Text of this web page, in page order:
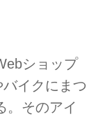
ショップ
バイクにまつ
。そのアイ